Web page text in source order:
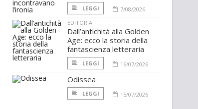
LEGGI
7/08/2026
EDITORIA
Dall’antichità alla Golden
Age: ecco la storia della
fantascienza letteraria
LEGGI 16/07/2026
Odissea
LEGGI 15/07/2026